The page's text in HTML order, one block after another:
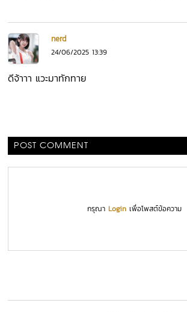
nerd
24/06/2025 13:39
ดีจ้าาา แวะมาทักทาย
POST COMMENT
กรุณาLogin เพื่อโพสต์ข้อความ